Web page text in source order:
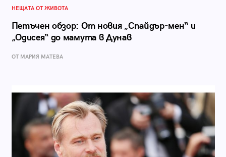
НЕЩАТА ОТ ЖИВОТА
Петъчен обзор: От новия „Спайдър-мен“ и
„Одисея“ до мамута в Дунав
ОТ МАРИЯ МАТЕВА